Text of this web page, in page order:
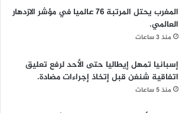
المغرب يحتل المرتبة 76 عالميا في مؤشر الازدهار
العالمي.
منذ 3 ساعات
إسبانيا تمهل إيطاليا حتى الأحد لرفع تعليق
اتفاقية شنغن قبل إتخاذ إجراءات مضادة.
منذ 5 ساعات